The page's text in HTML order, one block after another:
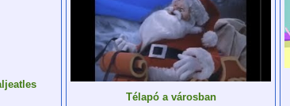
Télapó a városban